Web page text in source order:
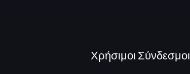
Χρήσιμοι Σύνδεσμοι